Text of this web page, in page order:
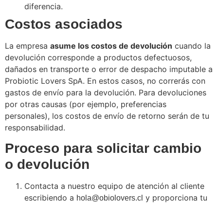
diferencia.
Costos asociados
La empresa asume los costos de devolución cuando la
devolución corresponde a productos defectuosos,
dañados en transporte o error de despacho imputable a
Probiotic Lovers SpA. En estos casos, no correrás con
gastos de envío para la devolución. Para devoluciones
por otras causas (por ejemplo, preferencias
personales), los costos de envío de retorno serán de tu
responsabilidad.
Proceso para solicitar cambio
o devolución
Contacta a nuestro equipo de atención al cliente
escribiendo a hola@obiolovers.cl y proporciona tu